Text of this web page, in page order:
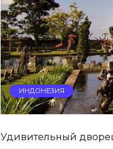
ИНДОНЕЗИЯ
Удивительный